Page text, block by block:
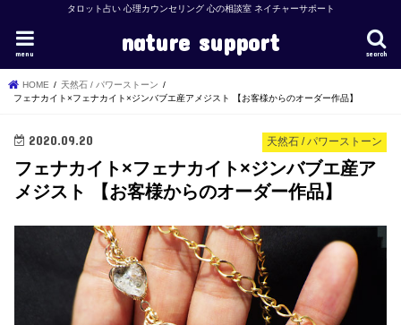
タロット占い 心理カウンセリング 心の相談室 ネイチャーサポート
nature support search
menu
HOME
天然石 / パワーストーン
フェナカイト×フェナカイト×ジンバブエ産アメジスト 【お客様からのオーダー作品】
天然石 / パワーストーン
2020.09.20
フェナカイト×フェナカイト×ジンバブエ産ア
メジスト 【お客様からのオーダー作品】